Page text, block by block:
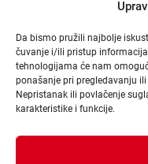
Da bismo pružili najbolje
čuvanje i/ili pristup
tehnologijama će nam
ponašanje pri pregledavanju
Nepristanak ili povlačenje
karakteristike i funkcije.